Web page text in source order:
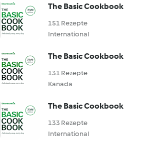
The Basic Cookbook
151 Rezepte
International
The Basic Cookbook
131 Rezepte
Kanada
The Basic Cookbook
133 Rezepte
International